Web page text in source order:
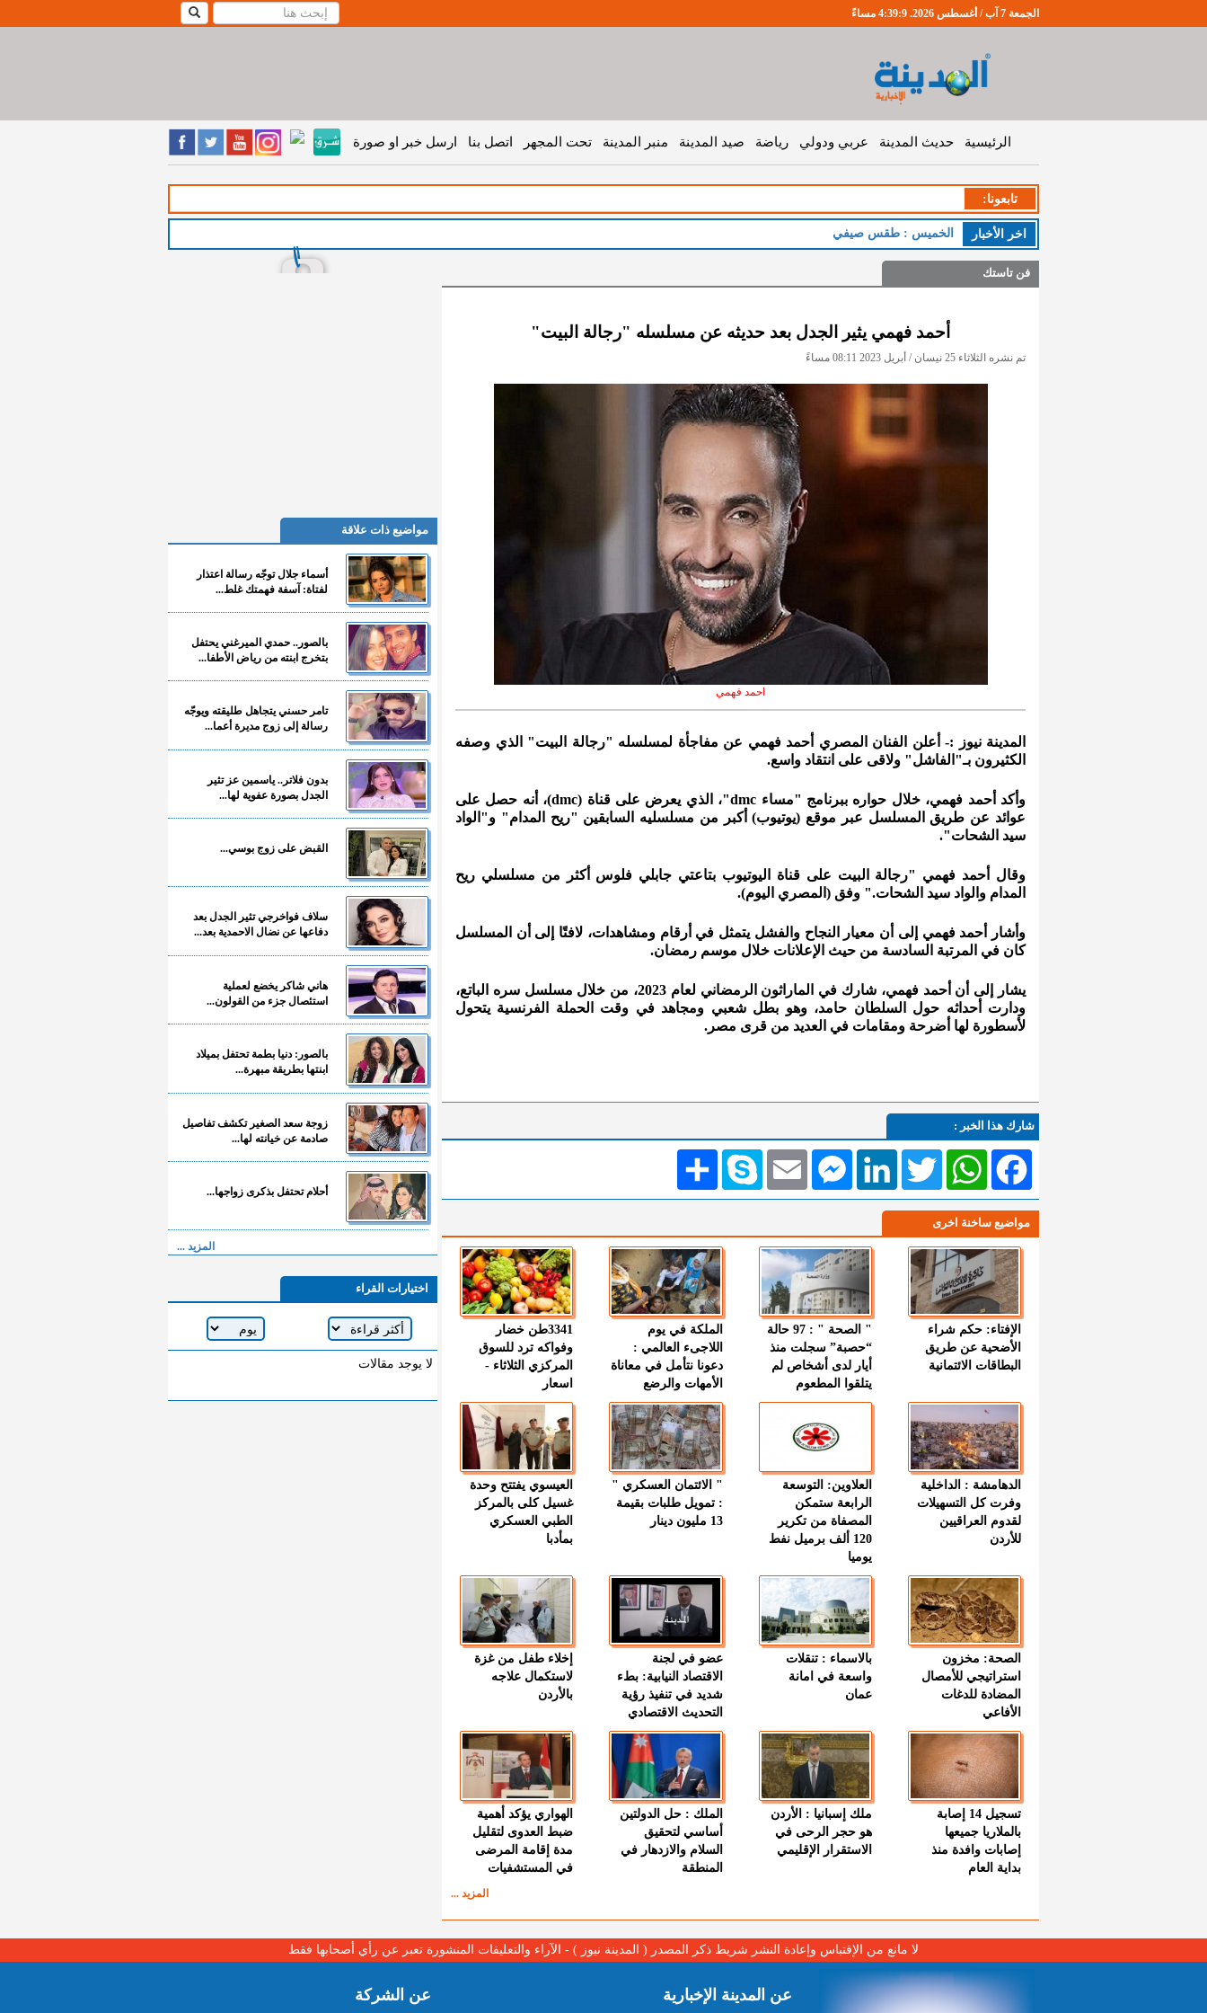
الجمعة 7 آب / أغسطس 2026. 4:39:9 مساءً
الرئيسية حديث المدينة عربي ودولي رياضة صيد المدينة منبر المدينة تحت المجهر اتصل بنا ارسل خبر او صورة
تابعونا:
اخر اﻷخبار الخميس : طقس صيفي معتدل
فن تاستك
أحمد فهمي يثير الجدل بعد حديثه عن مسلسله "رجالة البيت"
تم نشره الثلاثاء 25 نيسان / أبريل 2023 08:11 مساءً
احمد فهمي
المدينة نيوز :- أعلن الفنان المصري أحمد فهمي عن مفاجأة لمسلسله "رجالة البيت" الذي وصفه
الكثيرون بـ"الفاشل" ولاقى على انتقاد واسع.
وأكد أحمد فهمي، خلال حواره ببرنامج "مساء dmc"، الذي يعرض على قناة (dmc)، أنه حصل على
عوائد عن طريق المسلسل عبر موقع (يوتيوب) أكبر من مسلسليه السابقين "ريح المدام" و"الواد
سيد الشحات".
وقال أحمد فهمي "رجالة البيت على قناة اليوتيوب بتاعتي جابلي فلوس أكثر من مسلسلي ريح
المدام والواد سيد الشحات." وفق (المصري اليوم).
وأشار أحمد فهمي إلى أن معيار النجاح والفشل يتمثل في أرقام ومشاهدات، لافتًا إلى أن المسلسل
كان في المرتبة السادسة من حيث الإعلانات خلال موسم رمضان.
يشار إلى أن أحمد فهمي، شارك في الماراثون الرمضاني لعام 2023، من خلال مسلسل سره الباتع،
ودارت أحداثه حول السلطان حامد، وهو بطل شعبي ومجاهد في وقت الحملة الفرنسية يتحول
لأسطورة لها أضرحة ومقامات في العديد من قرى مصر.
شارك هذا الخبر :
انشر Skype EmailMessengerLinkedIn TwitterWhatsAppFacebook
مواضيع ساخنة اخرى
الإفتاء: حكم شراء
الأضحية عن طريق
البطاقات الائتمانية
" الصحة " : 97 حالة
“حصبة” سجلت منذ
أيار لدى أشخاص لم
يتلقوا المطعوم
الملكة في يوم
اللاجىء العالمي :
دعونا نتأمل في معاناة
الأمهات والرضع
3341طن خضار
وفواكه ترد للسوق
المركزي الثلاثاء -
اسعار
الدهامشة : الداخلية
وفرت كل التسهيلات
لقدوم العراقيين
للأردن
العلاوين: التوسعة
الرابعة ستمكن
المصفاة من تكرير
120 ألف برميل نفط
يوميا
" الائتمان العسكري "
: تمويل طلبات بقيمة
13 مليون دينار
العيسوي يفتتح وحدة
غسيل كلى بالمركز
الطبي العسكري
بمأدبا
الصحة: مخزون
استراتيجي للأمصال
المضادة للدغات
الأفاعي
بالاسماء : تنقلات
واسعة في امانة
عمان
عضو في لجنة
الاقتصاد النيابية: بطء
شديد في تنفيذ رؤية
التحديث الاقتصادي
إخلاء طفل من غزة
لاستكمال علاجه
بالأردن
تسجيل 14 إصابة
بالملاريا جميعها
إصابات وافدة منذ
بداية العام
ملك إسبانيا : الأردن
هو حجر الرحى في
الاستقرار الإقليمي
الملك : حل الدولتين
أساسي لتحقيق
السلام والازدهار في
المنطقة
الهواري يؤكد أهمية
ضبط العدوى لتقليل
مدة إقامة المرضى
في المستشفيات
المزيد ...
مواضيع ذات علاقة
أسماء جلال توجّه رسالة اعتذار
لفتاة: آسفة فهمتك غلط...
بالصور.. حمدي الميرغني يحتفل
بتخرج ابنته من رياض الأطفا...
تامر حسني يتجاهل طليقته ويوجّه
رسالة إلى زوج مديرة أعما...
بدون فلاتر.. ياسمين عز تثير
الجدل بصورة عفوية لها...
القبض على زوج بوسي...
سلاف فواخرجي تثير الجدل بعد
دفاعها عن نضال الاحمدية بعد...
هاني شاكر يخضع لعملية
استئصال جزء من القولون...
بالصور: دنيا بطمة تحتفل بميلاد
ابنتها بطريقة مبهرة...
زوجة سعد الصغير تكشف تفاصيل
صادمة عن خيانته لها...
أحلام تحتفل بذكرى زواجها...
المزيد ...
اختيارات القراء
لا يوجد مقالات
لا مانع من الإقتباس وإعادة النشر شريط ذكر المصدر ( المدينة نيوز ) - الآراء والتعليقات المنشورة تعبر عن رأي أصحابها فقط
عن المدينة الإخبارية عن الشركة